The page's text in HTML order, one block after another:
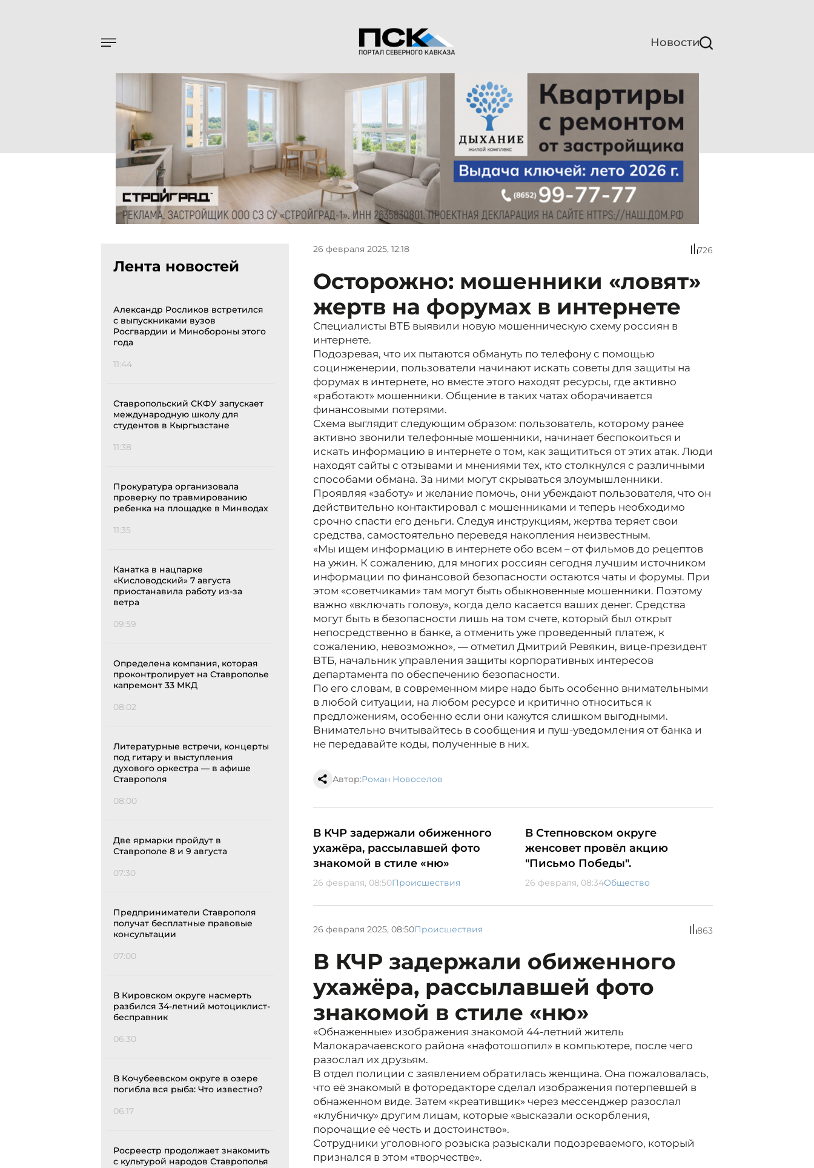
Новости
Лента новостей
Александр Росликов встретился
с выпускниками вузов
Росгвардии и Минобороны этого
года
11:44
Ставропольский СКФУ запускает
международную школу для
студентов в Кыргызстане
11:38
Прокуратура организовала
проверку по травмированию
ребенка на площадке в Минводах
11:35
Канатка в нацпарке
«Кисловодский» 7 августа
приостанавила работу из-за
ветра
09:59
Определена компания, которая
проконтролирует на Ставрополье
капремонт 33 МКД
08:02
Литературные встречи, концерты
под гитару и выступления
духового оркестра — в афише
Ставрополя
08:00
Две ярмарки пройдут в
Ставрополе 8 и 9 августа
07:30
Предприниматели Ставрополя
получат бесплатные правовые
консультации
07:00
В Кировском округе насмерть
разбился 34-летний мотоциклист-
бесправник
06:30
В Кочубеевском округе в озере
погибла вся рыба: Что известно?
06:17
Росреестр продолжает знакомить
с культурой народов Ставрополья
26 февраля 2025, 12:18 726
Осторожно: мошенники «ловят»
жертв на форумах в интернете
Специалисты ВТБ выявили новую мошенническую схему россиян в
интернете.
Подозревая, что их пытаются обмануть по телефону с помощью
социнженерии, пользователи начинают искать советы для защиты на
форумах в интернете, но вместе этого находят ресурсы, где активно
«работают» мошенники. Общение в таких чатах оборачивается
финансовыми потерями.
Схема выглядит следующим образом: пользователь, которому ранее
активно звонили телефонные мошенники, начинает беспокоиться и
искать информацию в интернете о том, как защититься от этих атак. Люди
находят сайты с отзывами и мнениями тех, кто столкнулся с различными
способами обмана. За ними могут скрываться злоумышленники.
Проявляя «заботу» и желание помочь, они убеждают пользователя, что он
действительно контактировал с мошенниками и теперь необходимо
срочно спасти его деньги. Следуя инструкциям, жертва теряет свои
средства, самостоятельно переведя накопления неизвестным.
«Мы ищем информацию в интернете обо всем – от фильмов до рецептов
на ужин. К сожалению, для многих россиян сегодня лучшим источником
информации по финансовой безопасности остаются чаты и форумы. При
этом «советчиками» там могут быть обыкновенные мошенники. Поэтому
важно «включать голову», когда дело касается ваших денег. Средства
могут быть в безопасности лишь на том счете, который был открыт
непосредственно в банке, а отменить уже проведенный платеж, к
сожалению, невозможно», — отметил Дмитрий Ревякин, вице-президент
ВТБ, начальник управления защиты корпоративных интересов
департамента по обеспечению безопасности.
По его словам, в современном мире надо быть особенно внимательными
в любой ситуации, на любом ресурсе и критично относиться к
предложениям, особенно если они кажутся слишком выгодными.
Внимательно вчитывайтесь в сообщения и пуш-уведомления от банка и
не передавайте коды, полученные в них.
Автор:Роман Новоселов
В КЧР задержали обиженного
ухажёра, рассылавшей фото
знакомой в стиле «ню»
26 февраля, 08:50Происшествия
В Степновском округе
женсовет провёл акцию
"Письмо Победы".
26 февраля, 08:34Общество
26 февраля 2025, 08:50Происшествия 863
В КЧР задержали обиженного
ухажёра, рассылавшей фото
знакомой в стиле «ню»
«Обнаженные» изображения знакомой 44-летний житель
Малокарачаевского района «нафотошопил» в компьютере, после чего
разослал их друзьям.
В отдел полиции с заявлением обратилась женщина. Она пожаловалась,
что её знакомый в фоторедакторе сделал изображения потерпевшей в
обнаженном виде. Затем «креативщик» через мессенджер разослал
«клубничку» другим лицам, которые «высказали оскорбления,
порочащие её честь и достоинство».
Сотрудники уголовного розыска разыскали подозреваемого, который
признался в этом «творчестве».